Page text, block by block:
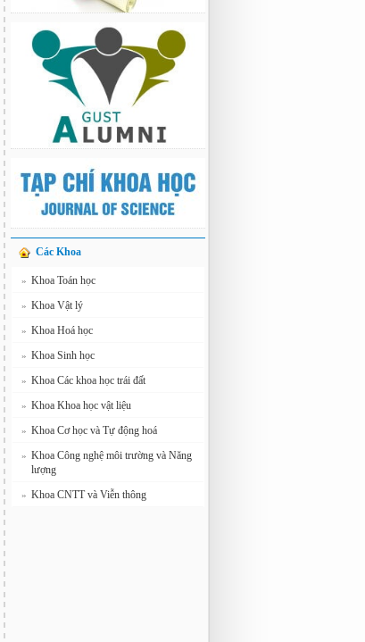
Các Khoa
» Khoa Toán học
» Khoa Vật lý
» Khoa Hoá học
» Khoa Sinh học
» Khoa Các khoa học trái đất
» Khoa Khoa học vật liệu
» Khoa Cơ học và Tự động hoá
» Khoa Công nghệ môi trường và Năng
lượng
» Khoa CNTT và Viễn thông